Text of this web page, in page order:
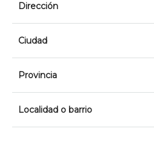
Dirección
Ciudad
Provincia
Localidad o barrio